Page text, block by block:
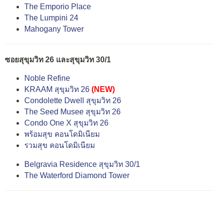
The Emporio Place
The Lumpini 24
Mahogany Tower
ซอยสุขุมวิท 26 และสุขุมวิท 30/1
Noble Refine
KRAAM สุขุมวิท 26 (NEW)
Condolette Dwell สุขุมวิท 26
The Seed Musee สุขุมวิท 26
Condo One X สุขุมวิท 26
พร้อมสุข คอนโดมิเนียม
รวมสุข คอนโดมิเนียม
Belgravia Residence สุขุมวิท 30/1
The Waterford Diamond Tower